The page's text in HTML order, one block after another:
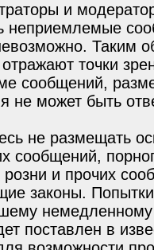
и
неприемлемые
Таким
точки
сообщений,
не может быть
не размещать
сообщений,
розни и прочих
законы.
поставлен в